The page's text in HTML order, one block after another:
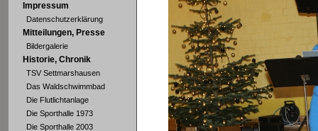
Impressum
Datenschutzerklärung
Mitteilungen, Presse
Bildergalerie
Historie, Chronik
TSV Settmarshausen
Das Waldschwimmbad
Die Flutlichtanlage
Die Sporthalle 1973
Die Sporthalle 2003